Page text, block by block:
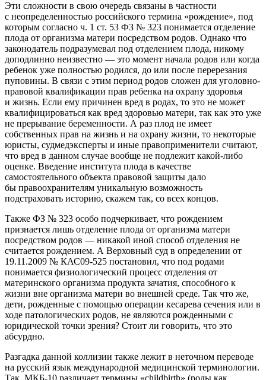
Эти сложности в свою очередь связаны в частности
с неопределенностью российского термина «рождение», под
которым согласно ч. 1 ст. 53 ФЗ № 323 понимается отделение
плода от организма матери посредством родов. Однако что
законодатель подразумевал под отделением плода, никому
доподлинно неизвестно — это момент начала родов или когда
ребенок уже полностью родился, до или после перерезания
пуповины. В связи с этим период родов сложен для уголовно-
правовой квалификации прав ребенка на охрану здоровья
и жизнь. Если ему причинен вред в родах, то это не может
квалифицироваться как вред здоровью матери, так как это уже
не прерывание беременности. А раз плод не имеет
собственных прав на жизнь и на охрану жизни, то некоторые
юристы, судмедэксперты и иные правоприменители считают,
что вред в данном случае вообще не подлежит какой-либо
оценке. Введение института плода в качестве
самостоятельного объекта правовой защиты дало
бы правоохранителям уникальную возможность
подстраховать историю, скажем так, со всех концов.
Также ФЗ № 323 особо подчеркивает, что рождением
признается лишь отделение плода от организма матери
посредством родов — никакой иной способ отделения не
считается рождением. А Верховный суд в определении от
19.11.2009 № КАС09-525 постановил, что под родами
понимается физиологический процесс отделения от
материнского организма продукта зачатия, способного к
жизни вне организма матери во внешней среде. Так что же,
дети, рожденные с помощью операции кесарева сечения или в
ходе патологических родов, не являются рожденными с
юридической точки зрения? Стоит ли говорить, что это
абсурдно.
Разгадка данной коллизии также лежит в неточном переводе
на русский язык международной медицинской терминологии.
Так, МКБ-10 различает термины «childbirth» (роды как